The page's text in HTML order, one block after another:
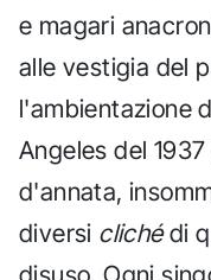
e magari
alle vestigia del
l'ambientazione
Angeles del
d'annata,
diversi clichédi
disuso. Ogni